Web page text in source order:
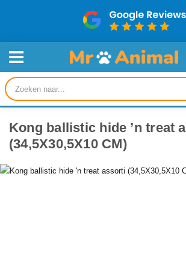
Producten
zoeken
Kong ballistic hide ’n treat
(34,5X30,5X10 CM)